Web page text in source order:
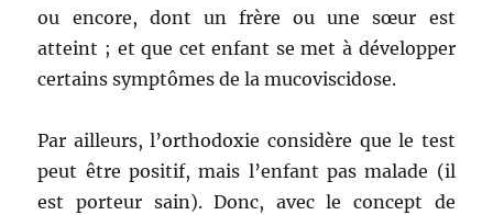
ou encore, dont un frère ou une sœur est
atteint ; et que cet enfant se met à développer
certains symptômes de la mucoviscidose.
Par ailleurs, l’orthodoxie considère que le test
peut être positif, mais l’enfant pas malade (il
est porteur sain). Donc, avec le concept de